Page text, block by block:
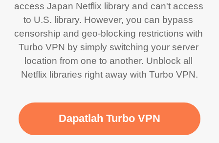
access Japan Netflix library and can't access
to U.S. library. However, you can bypass
censorship and geo-blocking restrictions with
Turbo VPN by simply switching your server
location from one to another. Unblock all
Netflix libraries right away with Turbo VPN.
Dapatlah Turbo VPN